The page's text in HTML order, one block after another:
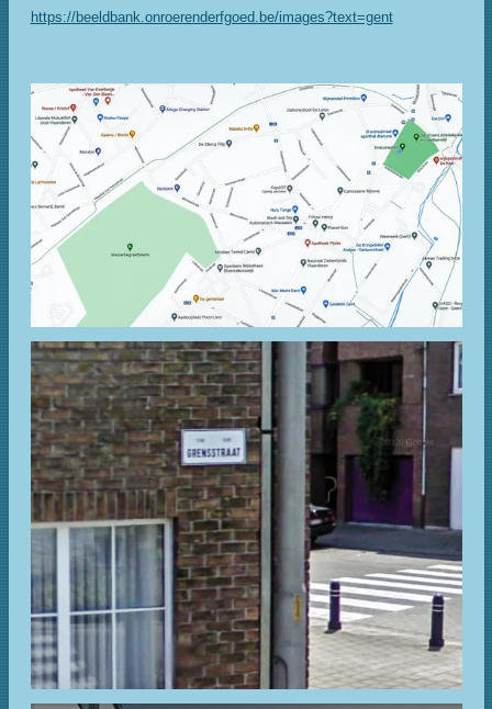
https://beeldbank.onroerenderfgoed.be/images?text=gent